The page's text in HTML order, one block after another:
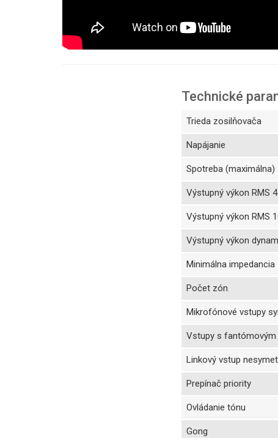
Technické
Trieda zosilňovača
Napájanie
Spotreba (maximálna)
Výstupný výkon RMS
Výstupný výkon RMS
Výstupný výkon
Minimálna impedancia
Počet zón
Mikrofónové vstupy
Vstupy s fantómovým
Linkový vstup
Prepínač priority
Ovládanie tónu
Gong